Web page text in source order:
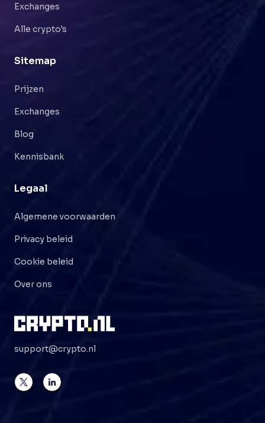
Exchanges
Alle crypto's
Sitemap
Prijzen
Exchanges
Blog
Kennisbank
Legaal
Algemene voorwaarden
Privacy beleid
Cookie beleid
Over ons
support@crypto.nl